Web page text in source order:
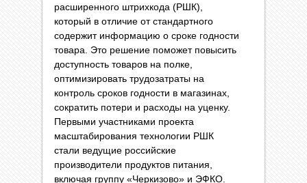
расширенного штрихкода (РШК),
который в отличие от стандартного
содержит информацию о сроке годности
товара. Это решение поможет повысить
доступность товаров на полке,
оптимизировать трудозатраты на
контроль сроков годности в магазинах,
сократить потери и расходы на уценку.
Первыми участниками проекта
масштабирования технологии РШК
стали ведущие российские
производители продуктов питания,
включая группу «Черкизово» и ЭФКО.